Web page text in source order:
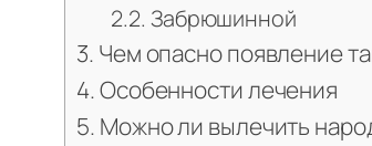
Забрюшинной
Чем опасно появление
Особенности лечения
Можно ли вылечить